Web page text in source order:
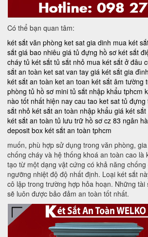
Có thể bạn quan tâm:
két sắt văn phòng ket sat gia dinh mua két
sắt giá bao nhiêu giá tủ đựng hồ sơ két sắt
cháy tủ két sắt tủ sắt nhỏ mua két sắt ở đâu
sắt an toàn ket sat van tay giá két sắt gia đình
két sắt an toàn ket an toan két sắt âm tường
phòng tủ hồ sơ mini tủ sắt nhập khẩu tphcm
nào tốt nhất hiện nay cau tao ket sat tủ đựng
sắt nhỏ két sắt an toàn nhập khẩu giá két
két sắt an toàn tủ lưu trữ hồ sơ cz 83 ngân
deposit box két sắt an toàn tphcm
muốn, phù hợp sử dụng trong văn phòng,
chống cháy và hệ thống khoá an toàn cao là
tạo từ một dạng vật cứng có khả năng
ngưỡng nhiệt độ độ nhất định. Loại két sắt
cô lập trong trường hợp hỏa hoạn. Những tài
sẽ luôn được bảo đảm an toàn tốt nhất.